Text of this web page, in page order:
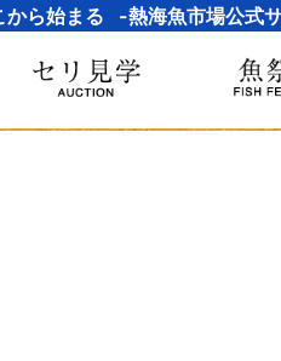
から始まる -熱海魚市場公式